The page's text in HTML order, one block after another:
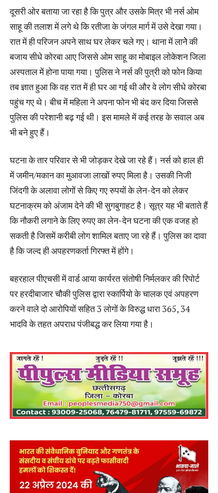
दूसरी ओर बताया जा रहा है कि पुत्र और उसके मित्र भी नर्स ओम
साहू की तलाश में लगे थे कि रतीजा के जंगल मार्ग में उसे देखा गया।
रात में ही परिजन अपने साथ घर लेकर चले गए। थाना में लानेे की
बजाय सीधे कोरबा आए जिससे ओम साहू का मोबाइल लोकेशन जिला
अस्पताल में होना पाया गया। पुलिस ने नर्स की पुत्री को फोन किया
तब ज्ञात हुआ कि वह रात में ही घर आ गई थी और वे लोग सीधे कोरबा
पहुंच गए थे। बीच में महिला ने अपना फोन भी बंद कर दिया जिससे
पुलिस की परेशानी बढ़ गई थी। इस मामले में कई तरह के सवाल अब
भी बने हुए हैं।
घटना के तार परिवार से भी जोड़कर देखे जा रहे हैं। नर्स को हाल ही
में जमीन/मकान का मुआवजा लाखों रुपए मिला है। उसकी निजी
जिंदगी के अलावा लोगों से किए गए रुपयों के लेन-देन को लेकर
घटनाक्रम को अंजाम देने की भी सुगबुगाहट है। सूत्र यह भी बताते हैं
कि नौकरी लगाने के लिए रुपए का लेन-देन घटना की एक वजह हो
सकती है जिसमें करीबी लोग शामिल बताए जा रहे हैं। पुलिस का दावा
है कि जल्द ही अपहरणकर्ता गिरफ्त में होंगे।
बहरहाल पीएचसी में वार्ड आया कार्यरत संतोषी निर्मलकर की रिपोर्ट
पर हरदीबाजार चौकी पुलिस द्वारा स्कार्पियो के चालक एवं अपहरण
करने वाले दो आरोपियों सहित 3 लोगों के विरुद्ध धारा 365, 34
भादवि के तहत अपराध पंजीबद्ध कर लिया गया है।